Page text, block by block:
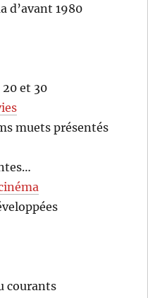
d’avant 1980
20 et 30
muets présentés
courants